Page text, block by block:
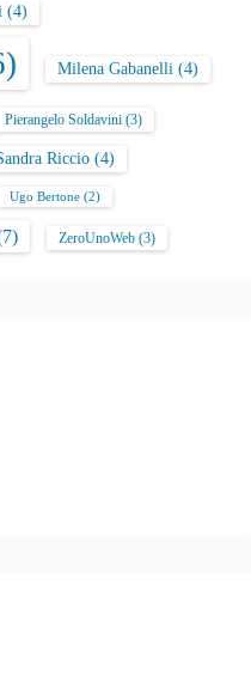
(4)
Milena Gabanelli (4)
Pierangelo Soldavini (3)
Riccio (4)
Ugo Bertone (2)
ZeroUnoWeb (3)